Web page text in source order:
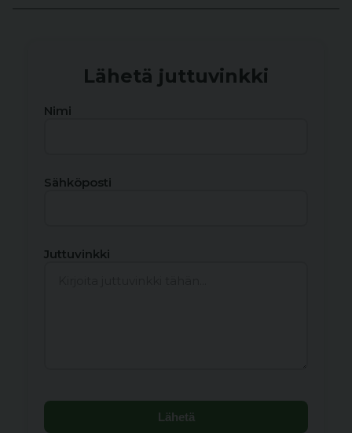
Lähetä juttuvinkki
Nimi
Sähköposti
Juttuvinkki
Lähetä